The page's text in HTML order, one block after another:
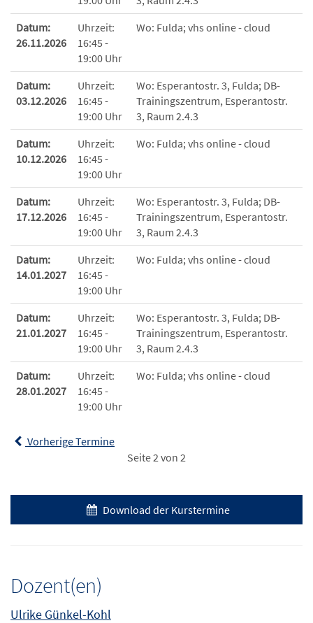
Datum:
26.11.2026
Uhrzeit:
16:45 -
19:00 Uhr
Wo: Fulda; vhs online - cloud
Datum:
03.12.2026
Uhrzeit:
16:45 -
19:00 Uhr
Wo: Esperantostr. 3, Fulda; DB-
Trainingszentrum, Esperantostr.
3, Raum 2.4.3
Datum:
10.12.2026
Uhrzeit:
16:45 -
19:00 Uhr
Wo: Fulda; vhs online - cloud
Datum:
17.12.2026
Uhrzeit:
16:45 -
19:00 Uhr
Wo: Esperantostr. 3, Fulda; DB-
Trainingszentrum, Esperantostr.
3, Raum 2.4.3
Datum:
14.01.2027
Uhrzeit:
16:45 -
19:00 Uhr
Wo: Fulda; vhs online - cloud
Datum:
21.01.2027
Uhrzeit:
16:45 -
19:00 Uhr
Wo: Esperantostr. 3, Fulda; DB-
Trainingszentrum, Esperantostr.
3, Raum 2.4.3
Datum:
28.01.2027
Uhrzeit:
16:45 -
19:00 Uhr
Wo: Fulda; vhs online - cloud
Vorherige Termine
Seite 2 von 2
Download der Kurstermine
Dozent(en)
Ulrike Günkel-Kohl